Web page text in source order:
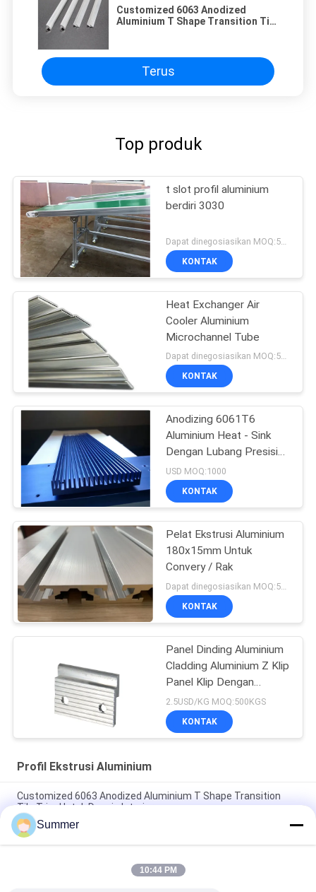
Customized 6063 Anodized
Aluminium T Shape Transition Tile
Terus
Top produk
t slot profil aluminium
berdiri 3030
KONTAK
Heat Exchanger Air
Cooler Aluminium
Microchannel Tube
Dapat dinegosiasikan MOQ:500KGS
KONTAK
Anodizing 6061T6
Aluminium Heat - Sink
Dengan Lubang Presisi
CNC
USD MOQ:1000
KONTAK
Pelat Ekstrusi Aluminium
180x15mm Untuk
Convery / Rak
KONTAK
Panel Dinding Aluminium
Cladding Aluminium Z Klip
Panel Klip Dengan
Lubang Pengeboran
2.5USD/KG MOQ:500KGS
KONTAK
Profil Ekstrusi Aluminium
Customized 6063 Anodized Aluminium T Shape Transition
Tile Trim Untuk Desain Interior
Konstruksi Pintu Aluminium Profil Sliding Glass Door Extrusion
Slim Profile
6063 powder coating profil tabung persegi aluminium butiran
Summer
10:44 PM